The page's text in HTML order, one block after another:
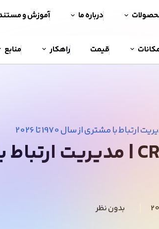
درباره ما آموزش و
قیمت راهکار منابع
بدون نظر